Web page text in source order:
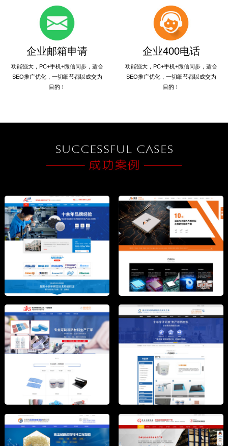
企业邮箱申请
功能强大，PC+手机+微信同步，适合
SEO推广优化，一切细节都以成交为
目的！
企业400电话
功能强大，PC+手机+微信同步，适合
SEO推广优化，一切细节都以成交为
目的！